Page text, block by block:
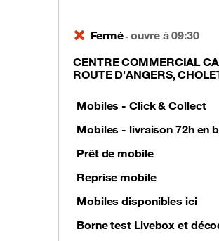
Fermé-ouvre à 09:30
CENTRE COMMERCIAL
ROUTE D'ANGERS,
Mobiles - Click & Collect
Mobiles - livraison 72h en
Prêt de mobile
Reprise mobile
Mobiles disponibles ici
Borne test Livebox et